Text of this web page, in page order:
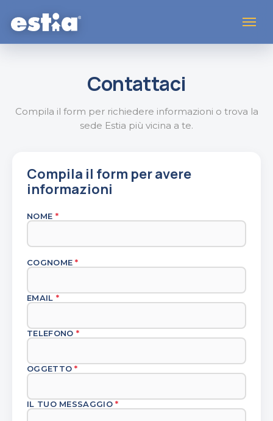
Contattaci
Compila il form per richiedere informazioni o trova la
sede Estia più vicina a te.
Compila il form per avere
informazioni
NOME *
COGNOME*
EMAIL *
TELEFONO *
OGGETTO*
IL TUO MESSAGGIO*